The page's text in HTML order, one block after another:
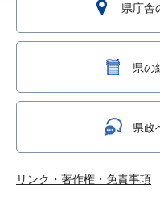
県庁舎
県の
県政
リンク・著作権・免責事項